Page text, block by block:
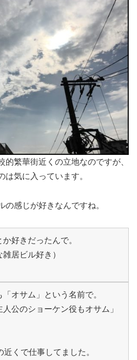
的繁華街近くの立地なのですが、
は気に入っています。
の感じが好きなんですね。
か好きだったんで。
雑居ビル好き）
「オサム」という名前で。
人公のショーケン役もオサム」
くで仕事してました。